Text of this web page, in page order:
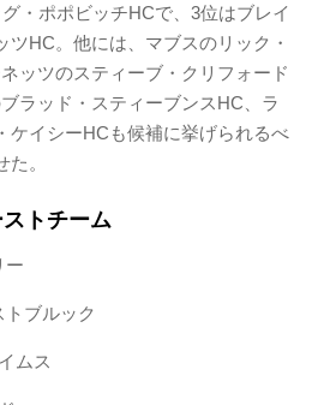
・ポポビッチHCで、3位はブレイ
ツHC。他には、マブスのリック・
ッツのスティーブ・クリフォード
ラッド・スティーブンスHC、ラ
ケイシーHCも候補に挙げられるべ
。
トチーム
ー
ブルック
ムス